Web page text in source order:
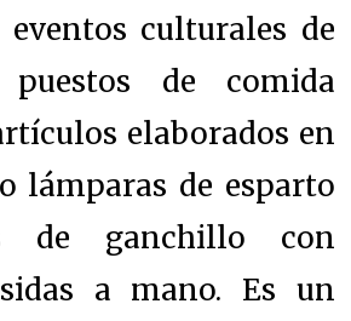
culturales de
de comida
elaborados en
lámparas de esparto
de ganchillo con
a mano. Es un